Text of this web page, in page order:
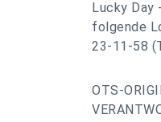
Lucky Day
folgende
23-11-58
OTS-